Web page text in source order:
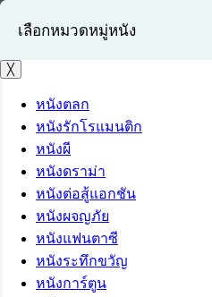
เข้าสู่ระบบ
สมัครสมาชิก
เลือกหมวดหมู่หนัง
╳
หนังตลก
หนังรักโรแมนติก
หนังผี
หนังดราม่า
หนังต่อสู้แอกชัน
หนังผจญภัย
หนังแฟนตาซี
หนังระทึกขวัญ
หนังการ์ตูน